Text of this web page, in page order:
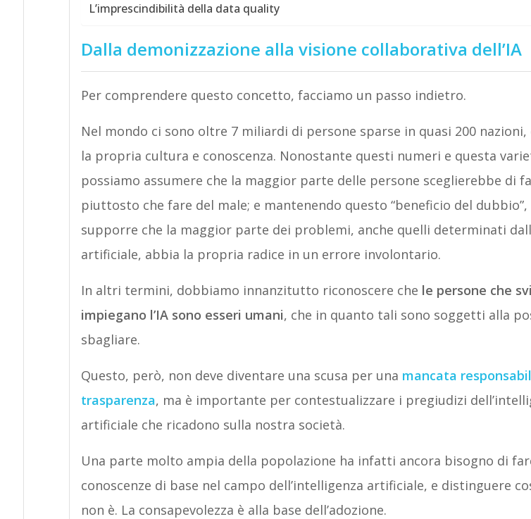
L’imprescindibilità della data quality
Dalla demonizzazione alla visione collaborativa dell’IA
Per comprendere questo concetto, facciamo un passo indietro.
Nel mondo ci sono oltre 7 miliardi di persone sparse in quasi 200 nazioni,
la propria cultura e conoscenza. Nonostante questi numeri e questa
possiamo assumere che la maggior parte delle persone sceglierebbe di
piuttosto che fare del male; e mantenendo questo “beneficio del
supporre che la maggior parte dei problemi, anche quelli determinati
artificiale, abbia la propria radice in un errore involontario.
In altri termini, dobbiamo innanzitutto riconoscere che le persone che
impiegano l’IA sono esseri umani, che in quanto tali sono soggetti alla
sbagliare.
Questo, però, non deve diventare una scusa per una mancata
trasparenza, ma è importante per contestualizzare i pregiudizi
artificiale che ricadono sulla nostra società.
Una parte molto ampia della popolazione ha infatti ancora bisogno di
conoscenze di base nel campo dell’intelligenza artificiale, e distinguere
non è. La consapevolezza è alla base dell’adozione.